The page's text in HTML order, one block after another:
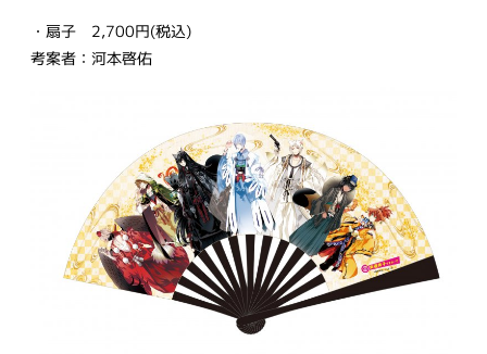
・扇子 2,700円(税込)
考案者：河本啓佑